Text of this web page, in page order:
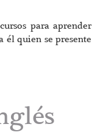
para aprender
él quien se presente